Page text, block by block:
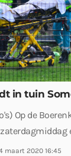
in tuin
Op de
maart 2020 16:45